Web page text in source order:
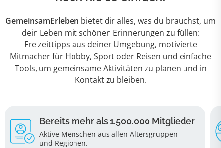
GemeinsamErleben bietet dir alles, was du brauchst, um
dein Leben mit schönen Erinnerungen zu füllen:
Freizeittipps aus deiner Umgebung, motivierte
Mitmacher für Hobby, Sport oder Reisen und einfache
Tools, um gemeinsame Aktivitäten zu planen und in
Kontakt zu bleiben.
Bereits mehr als 1.500.000 Mitglieder
Aktive Menschen aus allen Altersgruppen
und Regionen.